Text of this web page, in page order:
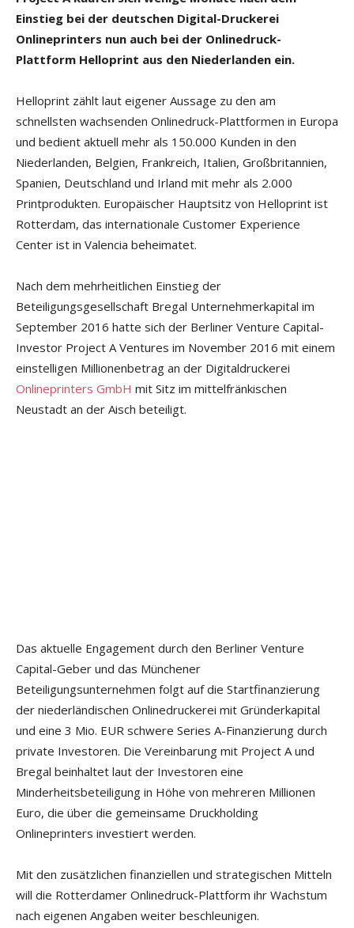
Einstieg bei der deutschen Digital-Druckerei
Onlineprinters nun auch bei der Onlinedruck-
Plattform Helloprint aus den Niederlanden ein.
Helloprint zählt laut eigener Aussage zu den am
schnellsten wachsenden Onlinedruck-Plattformen in Europa
und bedient aktuell mehr als 150.000 Kunden in den
Niederlanden, Belgien, Frankreich, Italien, Großbritannien,
Spanien, Deutschland und Irland mit mehr als 2.000
Printprodukten. Europäischer Hauptsitz von Helloprint ist
Rotterdam, das internationale Customer Experience
Center ist in Valencia beheimatet.
Nach dem mehrheitlichen Einstieg der
Beteiligungsgesellschaft Bregal Unternehmerkapital im
September 2016 hatte sich der Berliner Venture Capital-
Investor Project A Ventures im November 2016 mit einem
einstelligen Millionenbetrag an der Digitaldruckerei
Onlineprinters GmbH mit Sitz im mittelfränkischen
Neustadt an der Aisch beteiligt.
Das aktuelle Engagement durch den Berliner Venture
Capital-Geber und das Münchener
Beteiligungsunternehmen folgt auf die Startfinanzierung
der niederländischen Onlinedruckerei mit Gründerkapital
und eine 3 Mio. EUR schwere Series A-Finanzierung durch
private Investoren. Die Vereinbarung mit Project A und
Bregal beinhaltet laut der Investoren eine
Minderheitsbeteiligung in Höhe von mehreren Millionen
Euro, die über die gemeinsame Druckholding
Onlineprinters investiert werden.
Mit den zusätzlichen finanziellen und strategischen Mitteln
will die Rotterdamer Onlinedruck-Plattform ihr Wachstum
nach eigenen Angaben weiter beschleunigen.